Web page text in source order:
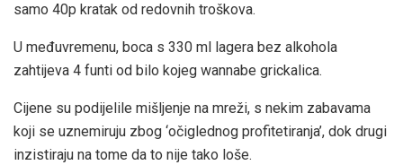
samo 40p kratak od redovnih troškova.
U međuvremenu, boca s 330 ml lagera bez alkohola
zahtijeva 4 funti od bilo kojeg wannabe grickalica.
Cijene su podijelile mišljenje na mreži, s nekim zabavama
koji se uznemiruju zbog ‘očiglednog profitetiranja’, dok drugi
inzistiraju na tome da to nije tako loše.